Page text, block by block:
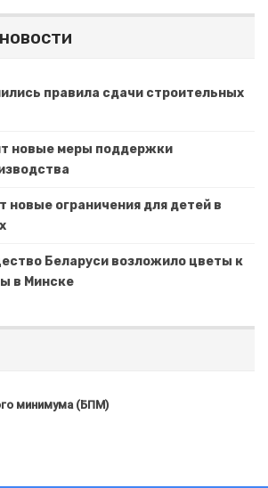
правила сдачи строительных
новые меры поддержки
новые ограничения для детей в
Беларуси возложило цветы к
в Минске
минимума (БПМ)